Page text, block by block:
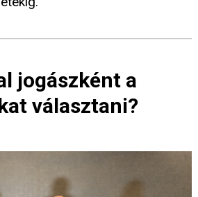
jogászként a
választani?